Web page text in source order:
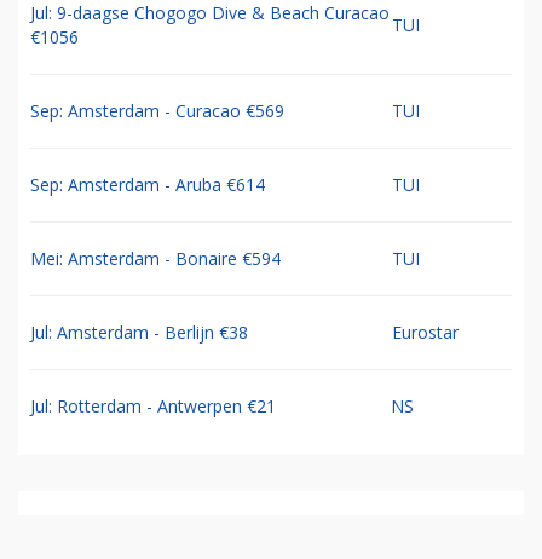
Jul: 9-daagse Chogogo Dive & Beach Curacao
€1056
TUI
Sep: Amsterdam - Curacao €569 TUI
Sep: Amsterdam - Aruba €614 TUI
Mei: Amsterdam - Bonaire €594 TUI
Jul: Amsterdam - Berlijn €38 Eurostar
Jul: Rotterdam - Antwerpen €21 NS